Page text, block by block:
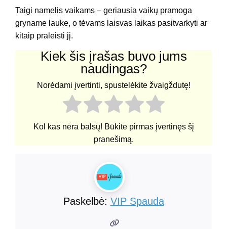
Taigi namelis vaikams – geriausia vaikų pramoga
gryname lauke, o tėvams laisvas laikas pasitvarkyti ar
kitaip praleisti jį.
Kiek šis įrašas buvo jums
naudingas?
Norėdami įvertinti, spustelėkite žvaigždutę!
Kol kas nėra balsų! Būkite pirmas įvertinęs šį
pranešimą.
Paskelbė: VIP Spauda